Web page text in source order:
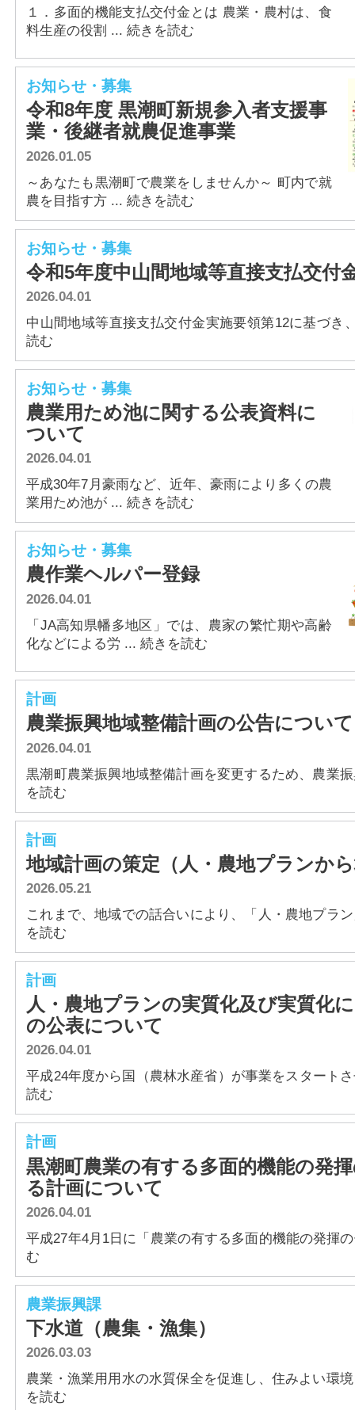
１．多面的機能支払交付金とは 農業・農村は、食
料生産の役割 ... 続きを読む
お知らせ・募集
令和8年度 黒潮町新規参入者支援事
業・後継者就農促進事業
2026.01.05
～あなたも黒潮町で農業をしませんか～ 町内で就
農を目指す方 ... 続きを読む
お知らせ・募集
令和5年度中山間地域等直接支払交付
2026.04.01
中山間地域等直接支払交付金実施要領第12に基づき
読む
お知らせ・募集
農業用ため池に関する公表資料に
ついて
2026.04.01
平成30年7月豪雨など、近年、豪雨により多くの農
業用ため池が ... 続きを読む
お知らせ・募集
農作業ヘルパー登録
2026.04.01
「JA高知県幡多地区」では、農家の繁忙期や高齢
化などによる労 ... 続きを読む
計画
農業振興地域整備計画の公告について
2026.04.01
黒潮町農業振興地域整備計画を変更するため、農業
を読む
計画
地域計画の策定（人・農地プランか
2026.05.21
これまで、地域での話合いにより、「人・農地プラ
を読む
計画
人・農地プランの実質化及び実質化
の公表について
2026.04.01
平成24年度から国（農林水産省）が事業をスタート
読む
計画
黒潮町農業の有する多面的機能の発
る計画について
2026.04.01
平成27年4月1日に「農業の有する多面的機能の発揮
む
農業振興課
下水道（農集・漁集）
2026.03.03
農業・漁業用用水の水質保全を促進し、住みよい環
を読む